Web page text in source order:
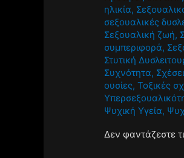
ηλικία,
σεξουαλικές
Σεξουαλική ζωή,
συμπεριφορά,
Στυτική
Συχνότητα,
ουσίες,Τοξικές
Ψυχική Υγεία,
Δεν φαντάζεστε